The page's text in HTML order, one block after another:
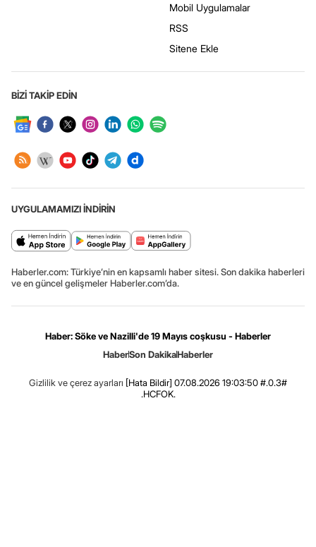
Mobil Uygulamalar
RSS
Sitene Ekle
BİZİ TAKİP EDİN
UYGULAMAMIZI İNDİRİN
Haberler.com: Türkiye’nin en kapsamlı haber sitesi. Son dakika haberleri
ve en güncel gelişmeler Haberler.com’da.
Haber: Söke ve Nazilli'de 19 Mayıs coşkusu - Haberler
HaberSon DakikaHaberler
Gizlilik ve çerez ayarları [Hata Bildir] 07.08.2026 19:03:50 #.0.3#
.HCFOK.